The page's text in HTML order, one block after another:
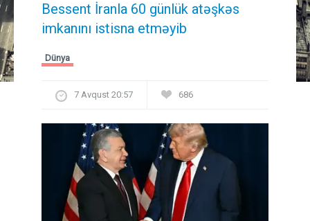
Bessent İranla 60 günlük atəşkəs
imkanını istisna etməyib
Dünya
7 Avqust 20:57 686